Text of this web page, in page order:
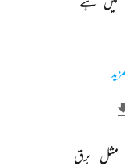
مثل برق